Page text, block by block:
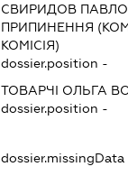
СВИРИДОВ
ПРИПИНЕННЯ
КОМІСІЯ)
dossier.position -
ТОВАРЧІ ОЛЬГА
dossier.position -
dossier.missingData